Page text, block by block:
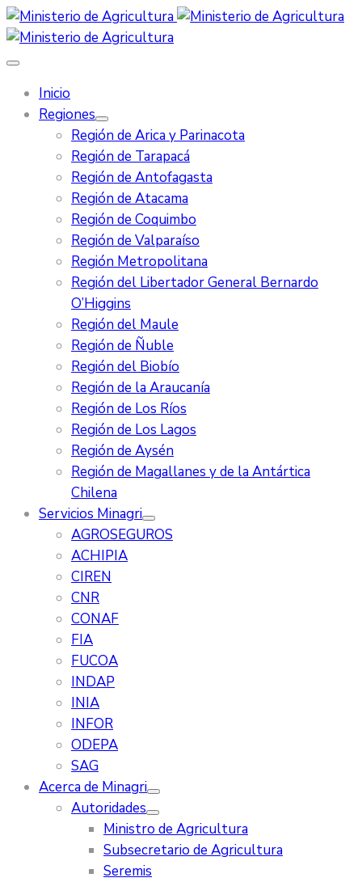
Inicio
Regiones
Región de Arica y Parinacota
Región de Tarapacá
Región de Antofagasta
Región de Atacama
Región de Coquimbo
Región de Valparaíso
Región Metropolitana
Región del Libertador General Bernardo
O’Higgins
Región del Maule
Región de Ñuble
Región del Biobío
Región de la Araucanía
Región de Los Ríos
Región de Los Lagos
Región de Aysén
Región de Magallanes y de la Antártica
Chilena
Servicios Minagri
AGROSEGUROS
ACHIPIA
CIREN
CNR
CONAF
FIA
FUCOA
INDAP
INIA
INFOR
ODEPA
SAG
Acerca de Minagri
Autoridades
Ministro de Agricultura
Subsecretario de Agricultura
Seremis